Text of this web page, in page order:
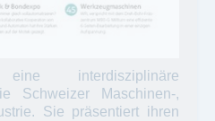
interdisziplinäre
Schweizer Maschinen-,
Sie präsentiert ihren